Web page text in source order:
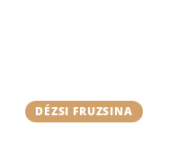
DÉZSI FRUZSINA